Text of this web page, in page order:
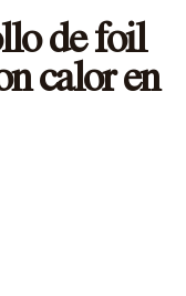
de foil
calor en